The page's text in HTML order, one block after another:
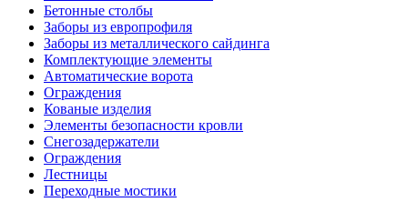
Бетонные столбы
Заборы из европрофиля
Заборы из металлического сайдинга
Комплектующие элементы
Автоматические ворота
Ограждения
Кованые изделия
Элементы безопасности кровли
Снегозадержатели
Ограждения
Лестницы
Переходные мостики